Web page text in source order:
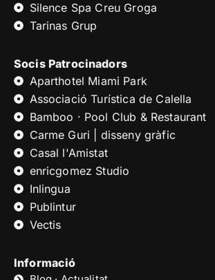
Silence Spa Creu Groga
Tarinas Grup
Socis Patrocinadors
Aparthotel Miami Park
Associació Turística de Calella
Bamboo · Pool Club & Restaurant
Carme Guri | disseny gràfic
Casal l'Amistat
enricgomez Studio
Inlingua
Publintur
Vectis
Informació